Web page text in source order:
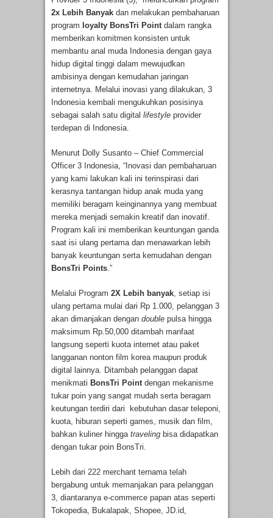
2x Lebih Banyak dan melakukan pembaharuan
program loyalty BonsTri Point dalam rangka
memberikan komitmen konsisten untuk
membantu anal muda Indonesia dengan gaya
hidup digital tinggi dalam mewujudkan
ambisinya dengan kemudahan jaringan
internetnya. Melalui inovasi yang dilakukan, 3
Indonesia kembali mengukuhkan posisinya
sebagai salah satu digital lifestyle provider
terdepan di Indonesia.
Menurut Dolly Susanto – Chief Commercial
Officer 3 Indonesia, “Inovasi dan pembaharuan
yang kami lakukan kali ini terinspirasi dari
kerasnya tantangan hidup anak muda yang
memiliki beragam keinginannya yang membuat
mereka menjadi semakin kreatif dan inovatif.
Program kali ini memberikan keuntungan ganda
saat isi ulang pertama dan menawarkan lebih
banyak keuntungan serta kemudahan dengan
BonsTri Points.”
Melalui Program 2X Lebih banyak, setiap isi
ulang pertama mulai dari Rp 1.000, pelanggan 3
akan dimanjakan dengan double pulsa hingga
maksimum Rp.50,000 ditambah manfaat
langsung seperti kuota internet atau paket
langganan nonton film korea maupun produk
digital lainnya. Ditambah pelanggan dapat
menikmati BonsTri Pointdengan mekanisme
tukar poin yang sangat mudah serta beragam
keutungan terdiri dari kebutuhan dasar teleponi,
kuota, hiburan seperti games, musik dan film,
bahkan kuliner hingga traveling bisa didapatkan
dengan tukar poin BonsTri.
Lebih dari 222 merchant ternama telah
bergabung untuk memanjakan para pelanggan
3, diantaranya e-commerce papan atas seperti
Tokopedia, Bukalapak, Shopee, JD.id,